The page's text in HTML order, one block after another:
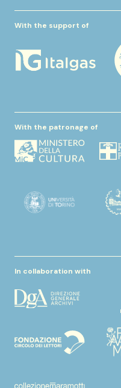
With the support of
With the patronage of
In collaboration with